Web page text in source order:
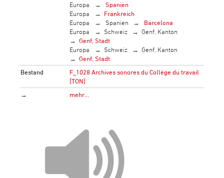
Europa
Spanien
Europa
Frankreich
Europa
Spanien
Barcelona
Europa
Schweiz
Genf, Kanton
Genf, Stadt
Europa
Schweiz
Genf, Kanton
Genf, Stadt
Bestand
F_1028 Archives sonores du Collège du travail
[TON]
→
mehr…